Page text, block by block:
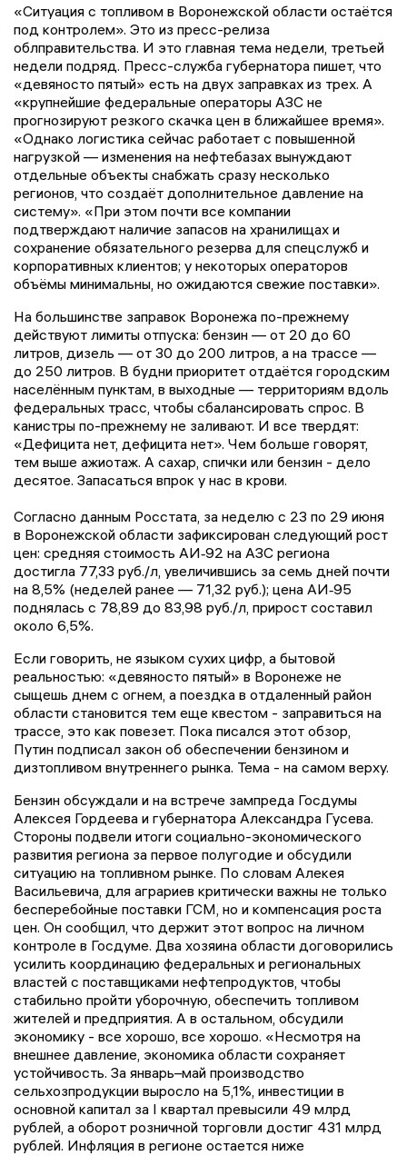
«Ситуация с топливом в Воронежской области остаётся
под контролем». Это из пресс-релиза
облправительства. И это главная тема недели, третьей
недели подряд. Пресс-служба губернатора пишет, что
«девяносто пятый» есть на двух заправках из трех. А
«крупнейшие федеральные операторы АЗС не
прогнозируют резкого скачка цен в ближайшее время».
«Однако логистика сейчас работает с повышенной
нагрузкой — изменения на нефтебазах вынуждают
отдельные объекты снабжать сразу несколько
регионов, что создаёт дополнительное давление на
систему». «При этом почти все компании
подтверждают наличие запасов на хранилищах и
сохранение обязательного резерва для спецслужб и
корпоративных клиентов; у некоторых операторов
объёмы минимальны, но ожидаются свежие поставки».
На большинстве заправок Воронежа по-прежнему
действуют лимиты отпуска: бензин — от 20 до 60
литров, дизель — от 30 до 200 литров, а на трассе —
до 250 литров. В будни приоритет отдаётся городским
населённым пунктам, в выходные — территориям вдоль
федеральных трасс, чтобы сбалансировать спрос. В
канистры по-прежнему не заливают. И все твердят:
«Дефицита нет, дефицита нет». Чем больше говорят,
тем выше ажиотаж. А сахар, спички или бензин - дело
десятое. Запасаться впрок у нас в крови.
Согласно данным Росстата, за неделю с 23 по 29 июня
в Воронежской области зафиксирован следующий рост
цен: средняя стоимость АИ‑92 на АЗС региона
достигла 77,33 руб./л, увеличившись за семь дней почти
на 8,5% (неделей ранее — 71,32 руб.); цена АИ‑95
поднялась с 78,89 до 83,98 руб./л, прирост составил
около 6,5%.
Если говорить, не языком сухих цифр, а бытовой
реальностью: «девяносто пятый» в Воронеже не
сыщешь днем с огнем, а поездка в отдаленный район
области становится тем еще квестом - заправиться на
трассе, это как повезет. Пока писался этот обзор,
Путин подписал закон об обеспечении бензином и
дизтопливом внутреннего рынка. Тема - на самом верху.
Бензин обсуждали и на встрече зампреда Госдумы
Алексея Гордеева и губернатора Александра Гусева.
Стороны подвели итоги социально-экономического
развития региона за первое полугодие и обсудили
ситуацию на топливном рынке. По словам Алекея
Васильевича, для аграриев критически важны не только
бесперебойные поставки ГСМ, но и компенсация роста
цен. Он сообщил, что держит этот вопрос на личном
контроле в Госдуме. Два хозяина области договорились
усилить координацию федеральных и региональных
властей с поставщиками нефтепродуктов, чтобы
стабильно пройти уборочную, обеспечить топливом
жителей и предприятия. А в остальном, обсудили
экономику - все хорошо, все хорошо. «Несмотря на
внешнее давление, экономика области сохраняет
устойчивость. За январь–май производство
сельхозпродукции выросло на 5,1%, инвестиции в
основной капитал за I квартал превысили 49 млрд
рублей, а оборот розничной торговли достиг 431 млрд
рублей. Инфляция в регионе остается ниже